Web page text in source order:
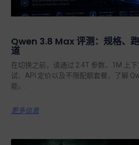
Qwen 3.8 Max 评测：规格、
道
在切换之前，请通过 2.4T 参数、1M 上下
试、API 定价以及不限配额套餐，了解
能。.
更多信息